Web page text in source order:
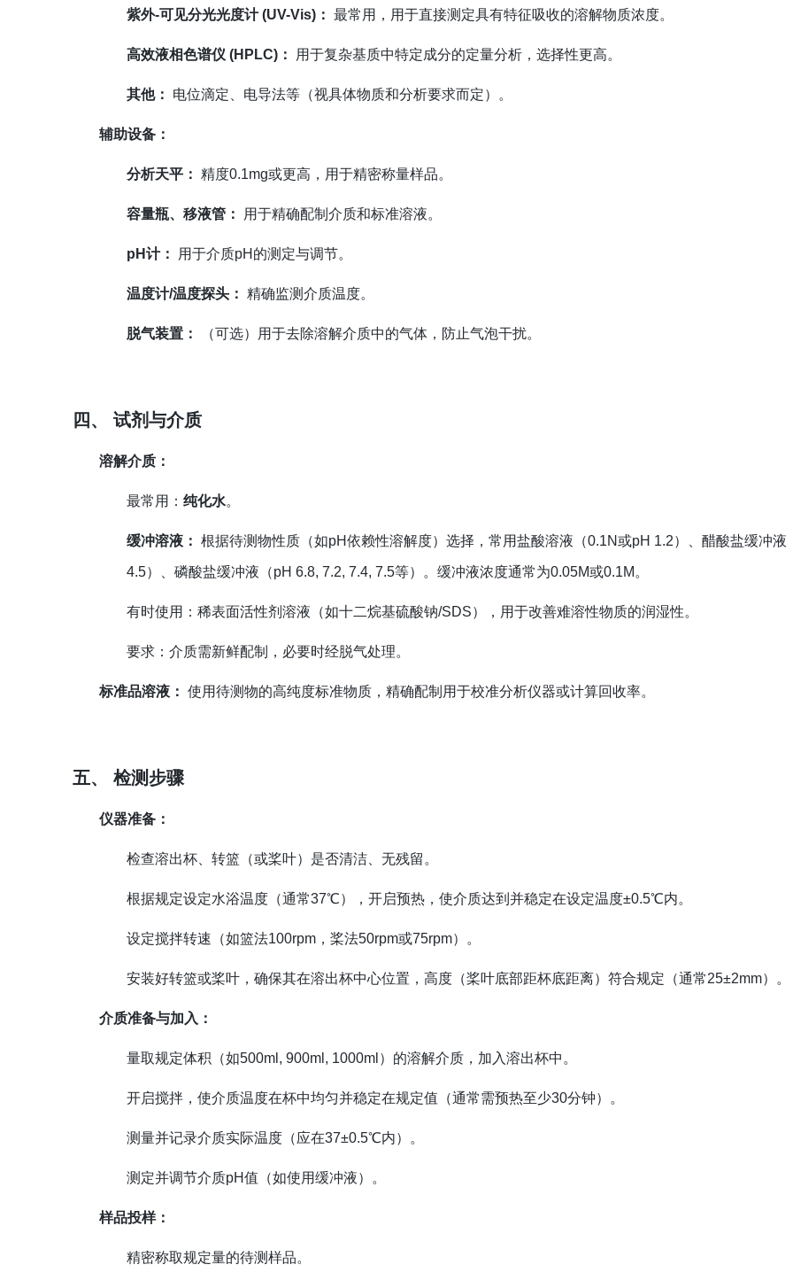
紫外-可见分光光度计 (UV-Vis)： 最常用，用于直接测定具有特征吸收的溶解物质浓度。
高效液相色谱仪 (HPLC)： 用于复杂基质中特定成分的定量分析，选择性更高。
其他： 电位滴定、电导法等（视具体物质和分析要求而定）。
辅助设备：
分析天平： 精度0.1mg或更高，用于精密称量样品。
容量瓶、移液管： 用于精确配制介质和标准溶液。
pH计： 用于介质pH的测定与调节。
温度计/温度探头： 精确监测介质温度。
脱气装置： （可选）用于去除溶解介质中的气体，防止气泡干扰。
四、 试剂与介质
溶解介质：
最常用： 纯化水。
缓冲溶液： 根据待测物性质（如pH依赖性溶解度）选择，常用盐酸溶液（0.1N或pH 1.2）、醋酸盐缓冲液
4.5）、磷酸盐缓冲液（pH 6.8, 7.2, 7.4, 7.5等）。缓冲液浓度通常为0.05M或0.1M。
有时使用：稀表面活性剂溶液（如十二烷基硫酸钠/SDS），用于改善难溶性物质的润湿性。
要求：介质需新鲜配制，必要时经脱气处理。
标准品溶液： 使用待测物的高纯度标准物质，精确配制用于校准分析仪器或计算回收率。
五、 检测步骤
仪器准备：
检查溶出杯、转篮（或桨叶）是否清洁、无残留。
根据规定设定水浴温度（通常37℃），开启预热，使介质达到并稳定在设定温度±0.5℃内。
设定搅拌转速（如篮法100rpm，桨法50rpm或75rpm）。
安装好转篮或桨叶，确保其在溶出杯中心位置，高度（桨叶底部距杯底距离）符合规定（通常25±2mm）。
介质准备与加入：
量取规定体积（如500ml, 900ml, 1000ml）的溶解介质，加入溶出杯中。
开启搅拌，使介质温度在杯中均匀并稳定在规定值（通常需预热至少30分钟）。
测量并记录介质实际温度（应在37±0.5℃内）。
测定并调节介质pH值（如使用缓冲液）。
样品投样：
精密称取规定量的待测样品。